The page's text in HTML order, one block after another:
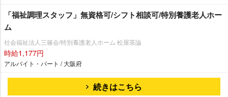
「福祉調理スタッフ」無資格可/シフト相談可/特別養護老人ホー
ム
社会福祉法人三篠会/特別養護老人ホーム 松屋茶論
時給1,177円
アルバイト・パート / 大阪府
続きはこちら